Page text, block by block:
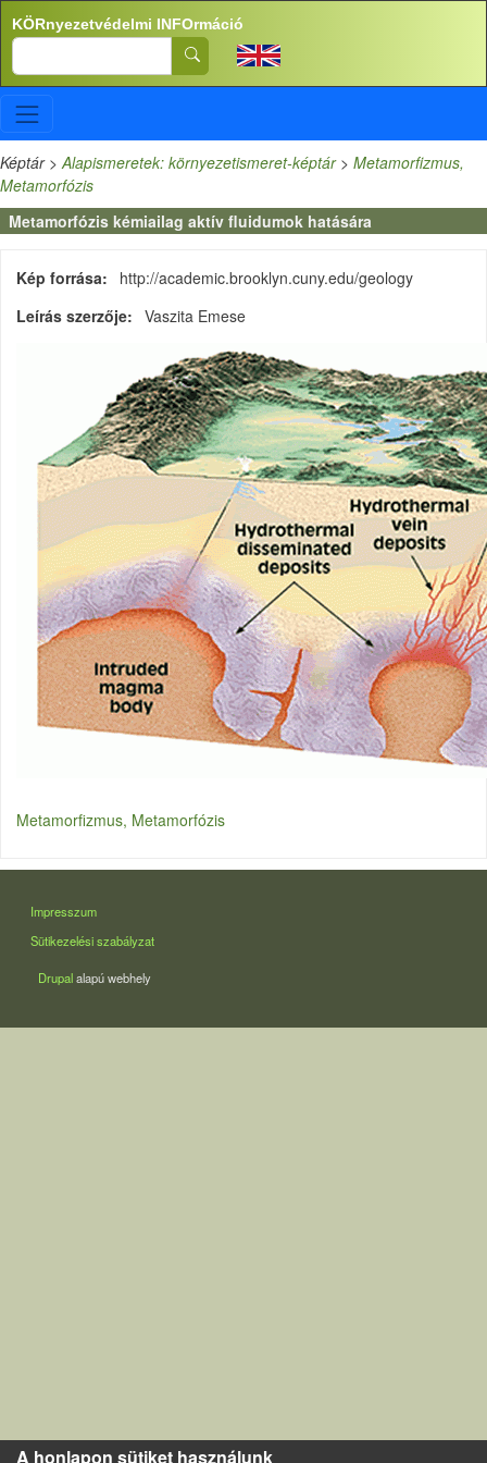
Ugrás a tartalomra
KÖRnyezetvédelmi INFOrmáció
Search
Képtár>Alapismeretek: környezetismeret-képtár> Metamorfizmus,
Metamorfózis
Metamorfózis kémiailag aktív fluidumok hatására
Kép forrása
http://academic.brooklyn.cuny.edu/geology
Leírás szerzője
Vaszita Emese
Metamorfizmus, Metamorfózis
LÁBLÉC
Impresszum
Sütikezelési szabályzat
Drupalalapú webhely
A honlapon sütiket használunk